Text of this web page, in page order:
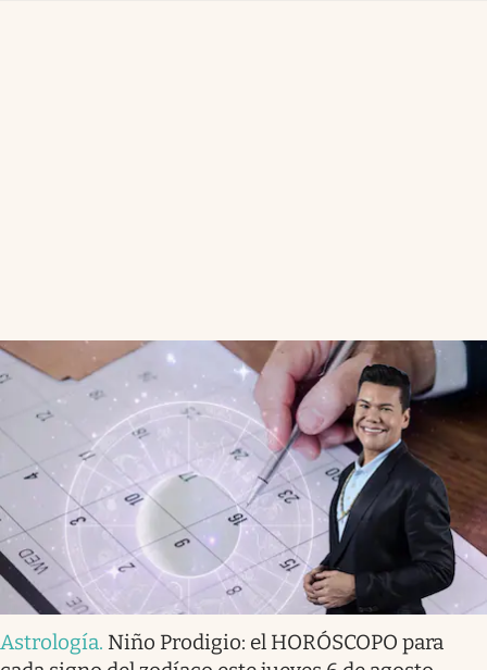
Astrología. Niño Prodigio: el HORÓSCOPO para